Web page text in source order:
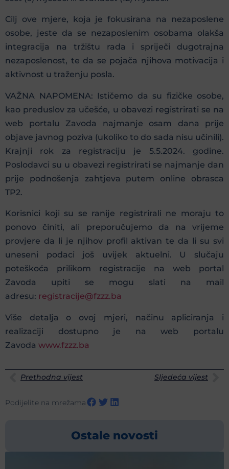
Cilj ove mjere, koja je fokusirana na nezaposlene
osobe, jeste da se nezaposlenim osobama olakša
integracija na tržištu rada i spriječi dugotrajna
nezaposlenost, te da se pojača njihova motivacija i
aktivnost u traženju posla.
VAŽNA NAPOMENA: Ističemo da su fizičke osobe,
kao preduslov za učešće, u obavezi registrirati se na
web portalu Zavoda najmanje osam dana prije
objave javnog poziva (ukoliko to do sada nisu učinili).
Krajnji rok za registraciju je 5.5.2024. godine.
Poslodavci su u obavezi registrirati se najmanje dan
prije podnošenja zahtjeva putem online obrasca
TP2.
Korisnici koji su se ranije registrirali ne moraju to
ponovo činiti, ali preporučujemo da na vrijeme
provjere da li je njihov profil aktivan te da li su svi
uneseni podaci još uvijek aktuelni. U slučaju
poteškoća prilikom registracije na web portal
Zavoda upiti se mogu slati na mail
adresu: registracije@fzzz.ba
Više detalja o ovoj mjeri, načinu apliciranja i
realizaciji dostupno je na web portalu
Zavoda www.fzzz.ba
Prethodna vijest Sljedeća vijest
Podijelite na mrežama
Ostale novosti